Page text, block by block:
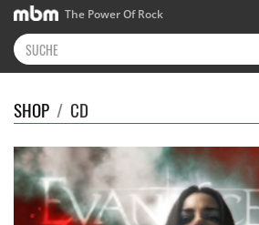
The Power Of Rock
SHOP / CD